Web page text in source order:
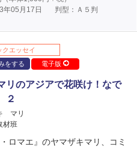
年05月17日
判型：Ａ５判
クエッセイ
をする
電子版
リのアジアで花咲け！なで
２
マリ
材班
・ロマエ』のヤマザキマリ、コミ